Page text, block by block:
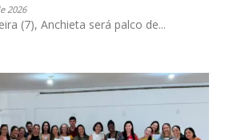
2026
(7), Anchieta será palco de...